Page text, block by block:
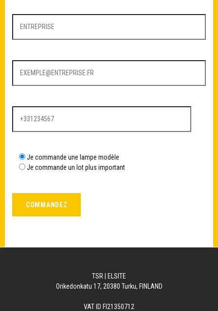
Je commande une lampe modèle
Je commande un lot plus important
TSR | ELSITE
Orikedonkatu 17, 20380 Turku, FINLAND
VAT ID FI21350712